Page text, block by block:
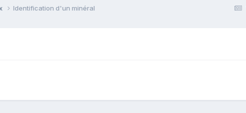
Identification d'un minéral